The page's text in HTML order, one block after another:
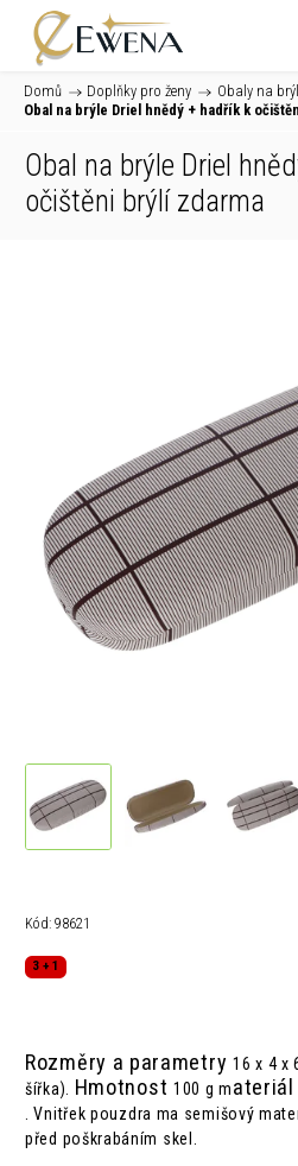
Domů / Doplňky pro ženy / Obaly na
Obal na brýle Driel hnědý + hadřík k
Obal na brýle Driel
očištěni brýlí zdarma
Kód: 98621
3 + 1
Rozměry a parametry 16 x 4 x
šířka). Hmotnost 100 g m
.Vnitřek pouzdra ma semišový
před poškrabáním skel.